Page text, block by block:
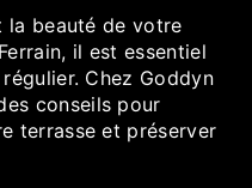
la beauté de votre
il est essentiel
Chez Goddyn
conseils pour
terrasse et préserver